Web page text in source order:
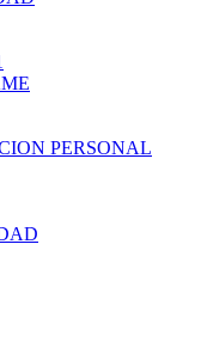
PERSONAL